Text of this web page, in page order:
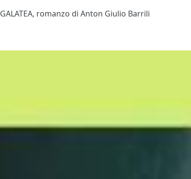
GALATEA, romanzo di Anton Giulio Barrili